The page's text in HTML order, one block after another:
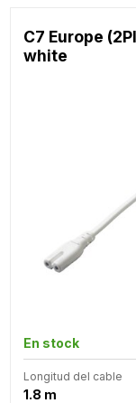
C7 Europe
white
En stock
Longitud del cable
1.8 m